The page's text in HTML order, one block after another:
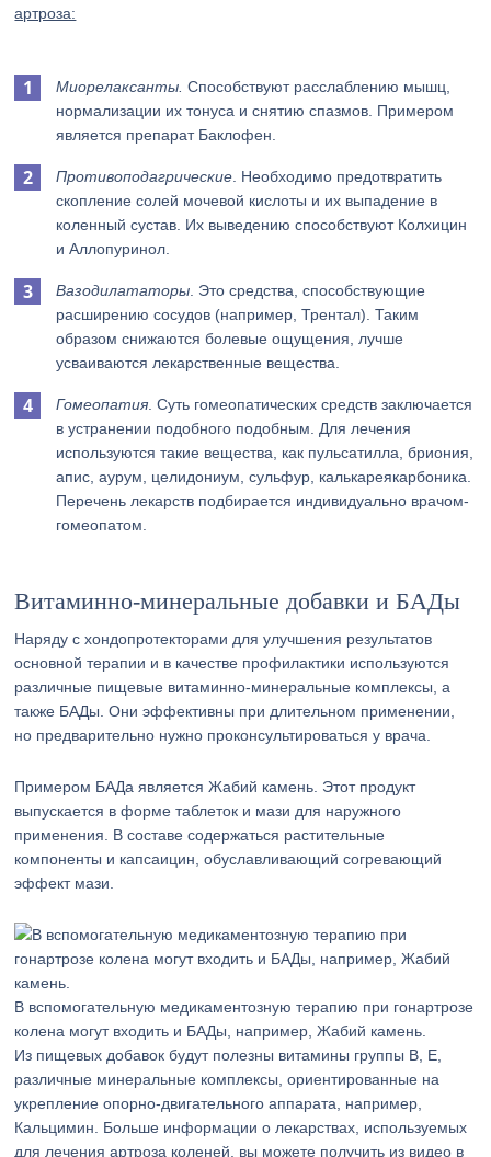
артроза:
Миорелаксанты. Способствуют расслаблению мышц,
нормализации их тонуса и снятию спазмов. Примером
является препарат Баклофен.
Противоподагрические . Необходимо предотвратить
скопление солей мочевой кислоты и их выпадение в
коленный сустав. Их выведению способствуют Колхицин
и Аллопуринол.
Вазодилататоры . Это средства, способствующие
расширению сосудов (например, Трентал). Таким
образом снижаются болевые ощущения, лучше
усваиваются лекарственные вещества.
Гомеопатия . Суть гомеопатических средств заключается
в устранении подобного подобным. Для лечения
используются такие вещества, как пульсатилла, бриония,
апис, аурум, целидониум, сульфур, калькареякарбоника.
Перечень лекарств подбирается индивидуально врачом-
гомеопатом.
Витаминно-минеральные добавки и БАДы
Наряду с хондопротекторами для улучшения результатов
основной терапии и в качестве профилактики используются
различные пищевые витаминно-минеральные комплексы, а
также БАДы. Они эффективны при длительном применении,
но предварительно нужно проконсультироваться у врача.
Примером БАДа является Жабий камень. Этот продукт
выпускается в форме таблеток и мази для наружного
применения. В составе содержаться растительные
компоненты и капсаицин, обуславливающий согревающий
эффект мази.
В вспомогательную медикаментозную терапию при гонартрозе
колена могут входить и БАДы, например, Жабий камень.
Из пищевых добавок будут полезны витамины группы В, Е,
различные минеральные комплексы, ориентированные на
укрепление опорно-двигательного аппарата, например,
Кальцимин. Больше информации о лекарствах, используемых
для лечения артроза коленей, вы можете получить из видео в